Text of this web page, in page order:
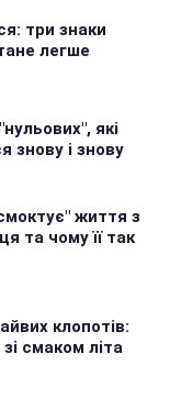
три знаки
легше
які
знову і знову
життя з
та чому її так
клопотів:
смаком літа